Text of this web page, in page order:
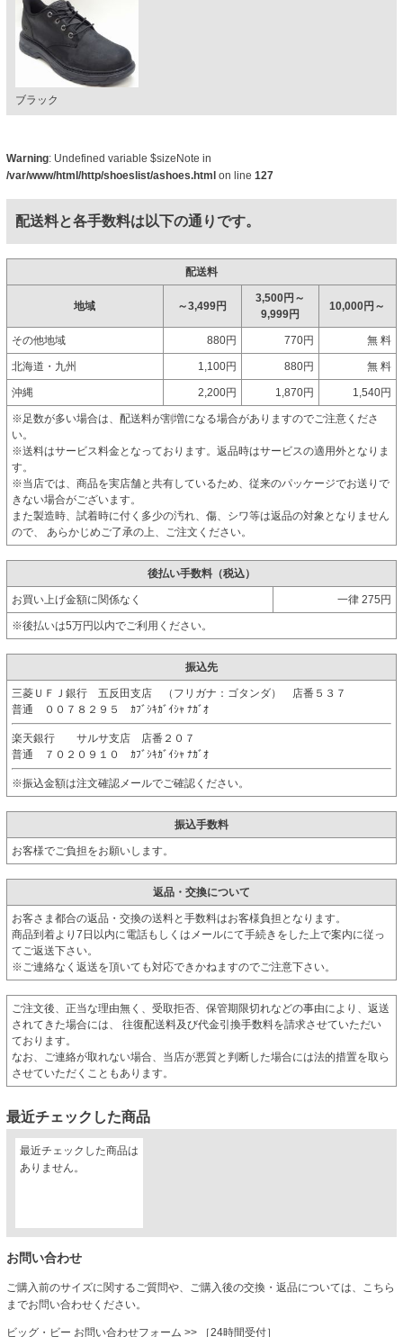
ブラック
Warning: Undefined variable $sizeNote in
/var/www/html/http/shoeslist/ashoes.html on line 127
配送料と各手数料は以下の通りです。
配送料
地域 ～3,499円
3,500円～
9,999円
10,000円～
その他地域 880円 770円 無 料
北海道・九州 1,100円 880円 無 料
沖縄 2,200円 1,870円 1,540円
※足数が多い場合は、配送料が割増になる場合がありますのでご注意くださ
い。
※送料はサービス料金となっております。返品時はサービスの適用外となりま
す。
※当店では、商品を実店舗と共有しているため、従来のパッケージでお送りで
きない場合がございます。
また製造時、試着時に付く多少の汚れ、傷、シワ等は返品の対象となりません
ので、 あらかじめご了承の上、ご注文ください。
後払い手数料（税込）
お買い上げ金額に関係なく 一律 275円
※後払いは5万円以内でご利用ください。
振込先
三菱ＵＦＪ銀行 五反田支店 （フリガナ：ゴタンダ） 店番５３７
普通 ００７８２９５ ｶﾌﾞｼｷｶﾞｲｼｬ ﾅｶﾞｵ
楽天銀行 サルサ支店 店番２０７
普通 ７０２０９１０ ｶﾌﾞｼｷｶﾞｲｼｬ ﾅｶﾞｵ
※振込金額は注文確認メールでご確認ください。
振込手数料
お客様でご負担をお願いします。
返品・交換について
お客さま都合の返品・交換の送料と手数料はお客様負担となります。
商品到着より7日以内に電話もしくはメールにて手続きをした上で案内に従っ
てご返送下さい。
※ご連絡なく返送を頂いても対応できかねますのでご注意下さい。
ご注文後、正当な理由無く、受取拒否、保管期限切れなどの事由により、返送
されてきた場合には、 往復配送料及び代金引換手数料を請求させていただい
ております。
なお、ご連絡が取れない場合、当店が悪質と判断した場合には法的措置を取ら
させていただくこともあります。
最近チェックした商品
最近チェックした商品は
ありません。
お問い合わせ
ご購入前のサイズに関するご質問や、ご購入後の交換・返品については、こちら
までお問い合わせください。
ビッグ・ビー お問い合わせフォーム >> ［24時間受付］